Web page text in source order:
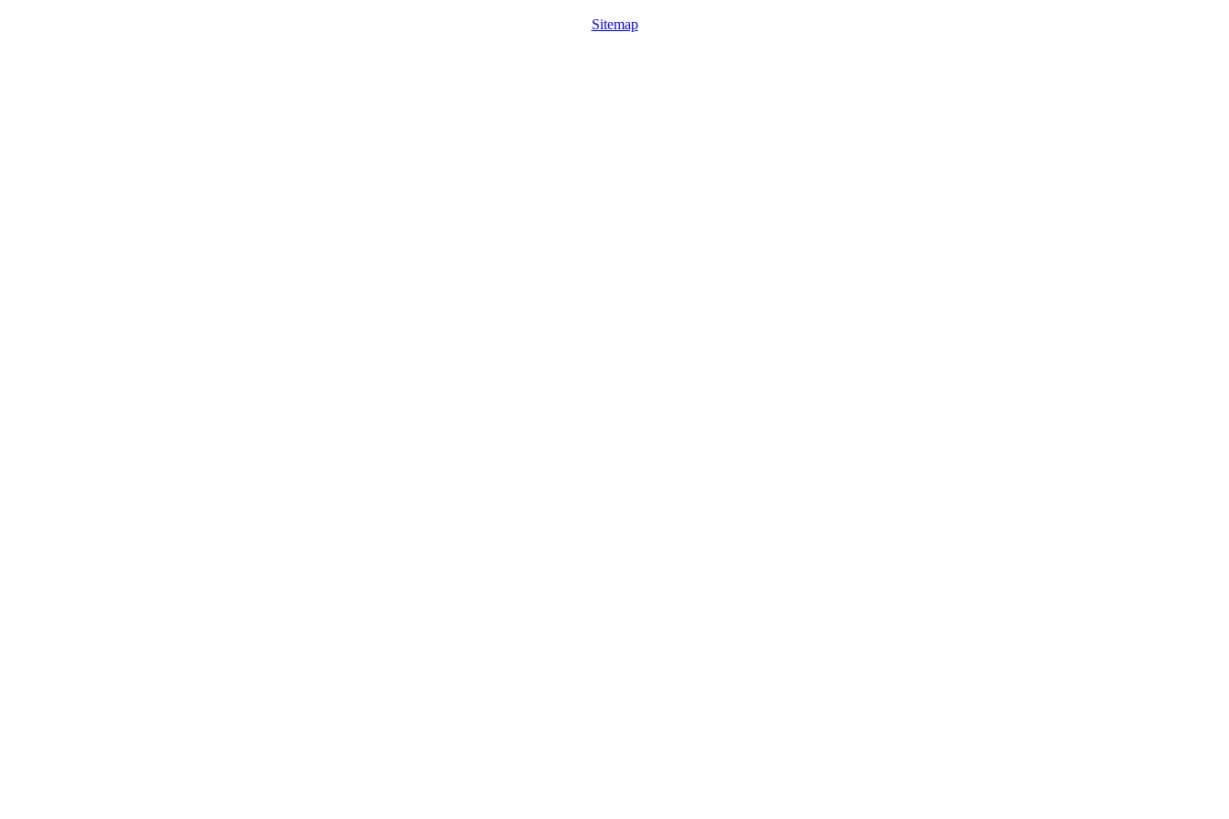
Sitemap